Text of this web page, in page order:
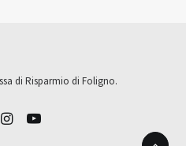
di Risparmio di Foligno.